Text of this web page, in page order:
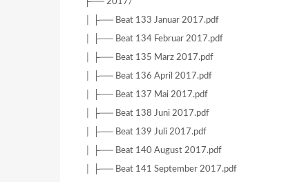
│ ├── Beat 133 Januar 2017.pdf
│ ├── Beat 134 Februar 2017.pdf
│ ├── Beat 135 Marz 2017.pdf
│ ├── Beat 136 April 2017.pdf
│ ├── Beat 137 Mai 2017.pdf
│ ├── Beat 138 Juni 2017.pdf
│ ├── Beat 139 Juli 2017.pdf
│ ├── Beat 140 August 2017.pdf
│ ├── Beat 141 September 2017.pdf